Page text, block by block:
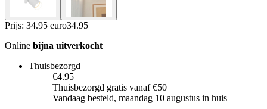
Prijs: 34.95 euro34.95
Online bijna uitverkocht
Thuisbezorgd
€4.95
Thuisbezorgd gratis vanaf €50
Vandaag besteld, maandag 10 augustus in huis